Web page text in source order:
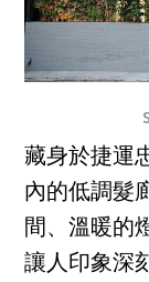
藏身於捷運
內的低調髮
間、溫暖的
讓人印象深